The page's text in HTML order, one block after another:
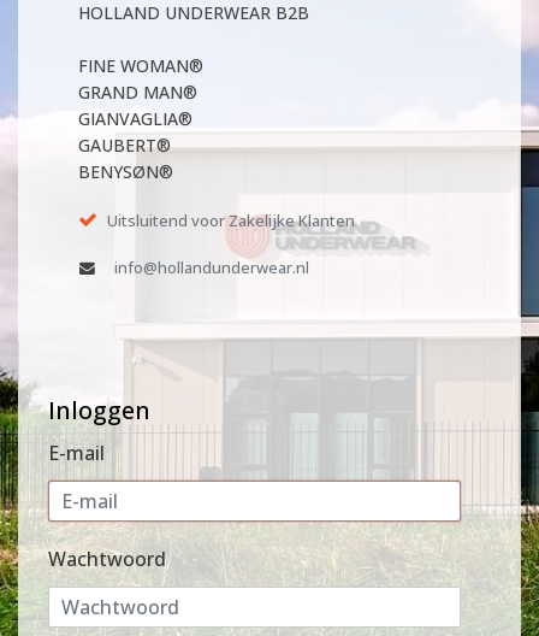
HOLLAND UNDERWEAR B2B
FINE WOMAN®
GRAND MAN®
GIANVAGLIA®
GAUBERT®
BENYSØN®
Uitsluitend voor Zakelijke Klanten
info@hollandunderwear.nl
Inloggen
E-mail
Wachtwoord